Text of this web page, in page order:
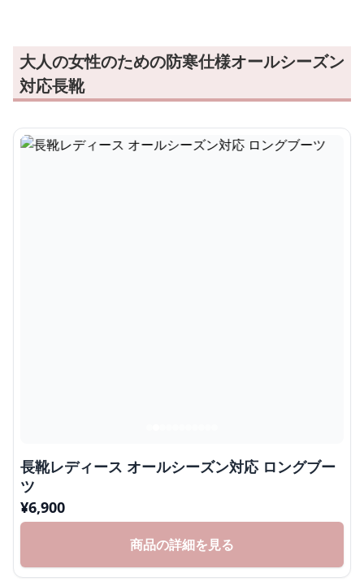
大人の女性のための防寒仕様オールシーズン
対応長靴
長靴レディース オールシーズン対応 ロングブー
ツ
¥6,900
商品の詳細を見る